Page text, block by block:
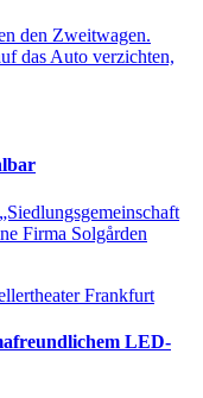
den Zweitwagen.
das Auto verzichten,
Firma Solgården
LED-